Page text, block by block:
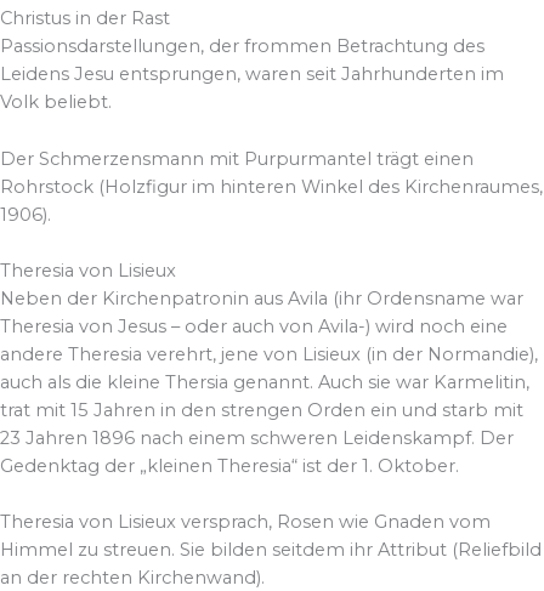
Christus in der Rast
Passionsdarstellungen, der frommen Betrachtung des
Leidens Jesu entsprungen, waren seit Jahrhunderten im
Volk beliebt.
Der Schmerzensmann mit Purpurmantel trägt einen
Rohrstock (Holzfigur im hinteren Winkel des Kirchenraumes,
1906).
Theresia von Lisieux
Neben der Kirchenpatronin aus Avila (ihr Ordensname war
Theresia von Jesus – oder auch von Avila-) wird noch eine
andere Theresia verehrt, jene von Lisieux (in der Normandie),
auch als die kleine Thersia genannt. Auch sie war Karmelitin,
trat mit 15 Jahren in den strengen Orden ein und starb mit
23 Jahren 1896 nach einem schweren Leidenskampf. Der
Gedenktag der „kleinen Theresia“ ist der 1. Oktober.
Theresia von Lisieux versprach, Rosen wie Gnaden vom
Himmel zu streuen. Sie bilden seitdem ihr Attribut (Reliefbild
an der rechten Kirchenwand).